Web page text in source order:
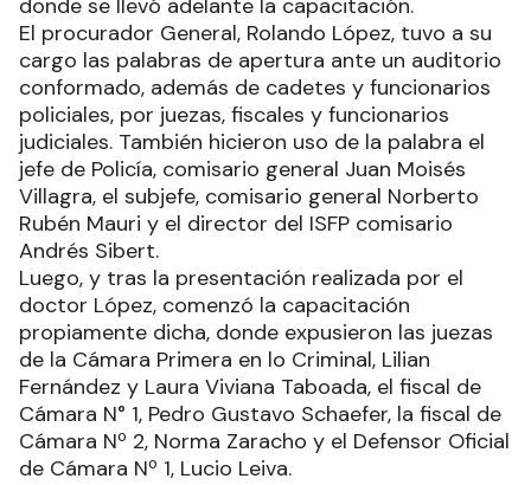
donde se llevó adelante la capacitación.
El procurador General, Rolando López, tuvo a su
cargo las palabras de apertura ante un auditorio
conformado, además de cadetes y funcionarios
policiales, por juezas, fiscales y funcionarios
judiciales. También hicieron uso de la palabra el
jefe de Policía, comisario general Juan Moisés
Villagra, el subjefe, comisario general Norberto
Rubén Mauri y el director del ISFP comisario
Andrés Sibert.
Luego, y tras la presentación realizada por el
doctor López, comenzó la capacitación
propiamente dicha, donde expusieron las juezas
de la Cámara Primera en lo Criminal, Lilian
Fernández y Laura Viviana Taboada, el fiscal de
Cámara N° 1, Pedro Gustavo Schaefer, la fiscal de
Cámara Nº 2, Norma Zaracho y el Defensor Oficial
de Cámara Nº 1, Lucio Leiva.